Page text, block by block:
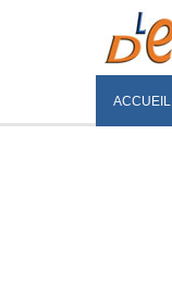
ACCUEIL